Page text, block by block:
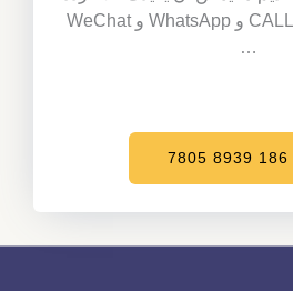
في الاتصال بنا عبر CALL و WhatsApp و WeChat
…